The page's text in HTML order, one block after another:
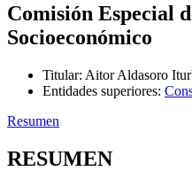
Comisión Especial
Socioeconómico
Titular: Aitor Aldasoro
Entidades superiores:
Resumen
RESUMEN